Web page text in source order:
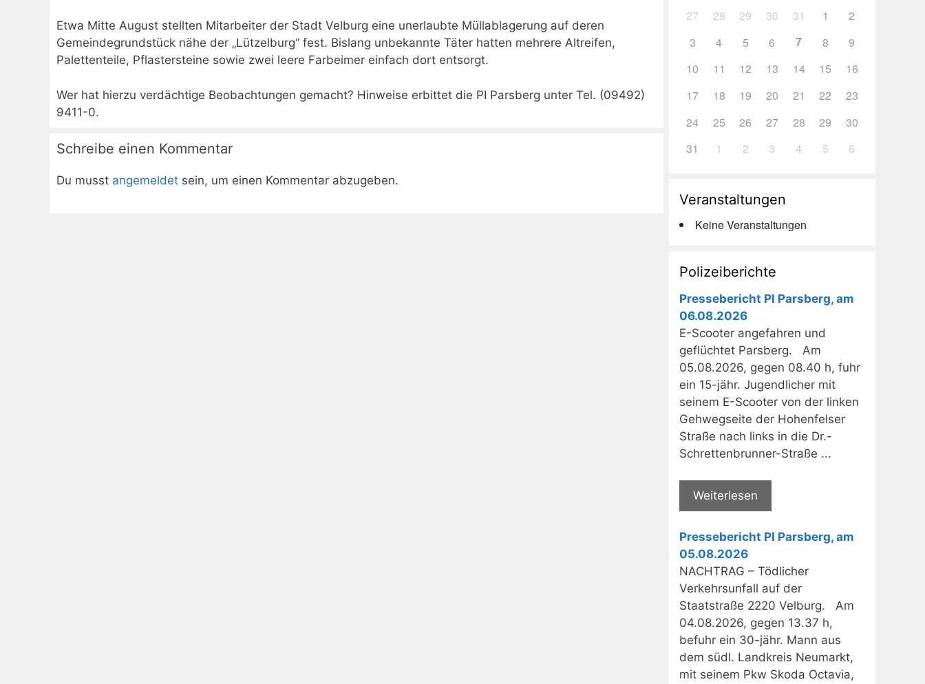
Etwa Mitte August stellten Mitarbeiter der Stadt Velburg eine unerlaubte Müllablagerung auf deren
Gemeindegrundstück nähe der „Lützelburg“ fest. Bislang unbekannte Täter hatten mehrere Altreifen,
Palettenteile, Pflastersteine sowie zwei leere Farbeimer einfach dort entsorgt.
Wer hat hierzu verdächtige Beobachtungen gemacht? Hinweise erbittet die PI Parsberg unter Tel. (09492)
9411-0.
Schreibe einen Kommentar
Du musst angemeldet sein, um einen Kommentar abzugeben.
27
28 29 30 31 1
2
3
4 5 6 7 8
9
10
11 12 13 14 15
16
17
18 19 20 21 22
23
24
25 26 27 28 29
30
31
1 2 3 4 5 6
Veranstaltungen
Keine Veranstaltungen
Polizeiberichte
Pressebericht PI Parsberg, am
06.08.2026
E-Scooter angefahren und
geflüchtet Parsberg. Am
05.08.2026, gegen 08.40 h, fuhr
ein 15-jähr. Jugendlicher mit
seinem E-Scooter von der linken
Gehwegseite der Hohenfelser
Straße nach links in die Dr.-
Schrettenbrunner-Straße ...
Weiterlesen
Pressebericht PI Parsberg, am
05.08.2026
NACHTRAG – Tödlicher
Verkehrsunfall auf der
Staatstraße 2220 Velburg. Am
04.08.2026, gegen 13.37 h,
befuhr ein 30-jähr. Mann aus
dem südl. Landkreis Neumarkt,
mit seinem Pkw Skoda Octavia,